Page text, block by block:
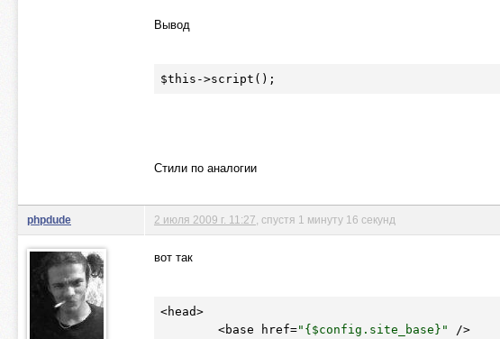
Вывод
$this ->script();
Стили по аналогии
phpdude 2 июля 2009 г. 11:27 , спустя 1 минуту 16 секунд
вот так
<head>
	<base href=
"{$config.site_base}" />